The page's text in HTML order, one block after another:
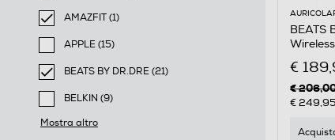
Filtra per Marca: ALPHATHETA
AMAZFIT (1)
selected Filtro applicato per Marca: AMAZFIT
APPLE (15)
Filtra per Marca: APPLE
BEATS BY DR.DRE (21)
selected Filtro applicato per Marca: BEATS BY
BELKIN (9)
Filtra per Marca: BELKIN
Mostra altro
BEATS
€
€
€ 249,95